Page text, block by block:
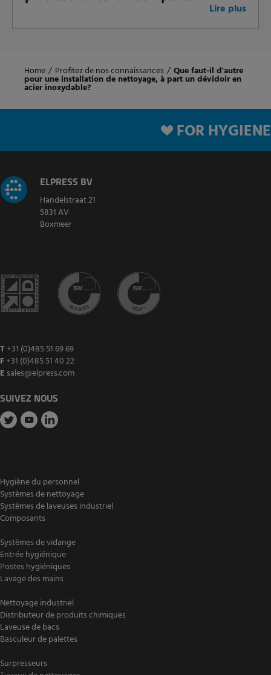
Lire plus
Home / Profitez de nos connaissances / Que faut-il d'autre
pour une installation de nettoyage, à part un dévidoir en
acier inoxydable?
FOR HYGIENE
ELPRESS BV
Handelstraat 21
5831 AV
Boxmeer
T +31 (0)485 51 69 69
F+31 (0)485 51 40 22
E sales@elpress.com
SUIVEZ NOUS
Hygiène du personnel
Systèmes de nettoyage
Systèmes de laveuses industriel
Composants
Systèmes de vidange
Entrée hygiénique
Postes hygiéniques
Lavage des mains
Nettoyage industriel
Distributeur de produits chimiques
Laveuse de bacs
Basculeur de palettes
Surpresseurs